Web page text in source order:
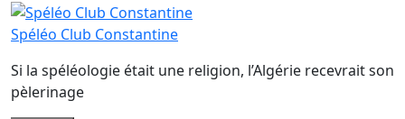
Skip
toSpéléo Club Constantine
Si la spéléologie était une religion, l’Algérie recevrait son
pèlerinage